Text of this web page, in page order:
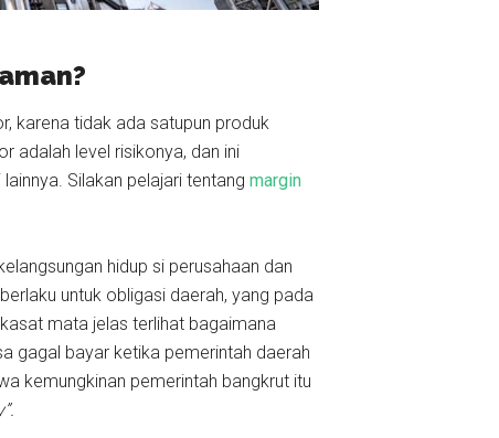
karena tidak ada satupun produk
adalah level risikonya, dan ini
Silakan pelajari tentang margin
hidup si perusahaan dan
untuk obligasi daerah, yang pada
mata jelas terlihat bagaimana
gagal bayar ketika pemerintah daerah
kemungkinan pemerintah bangkrut itu